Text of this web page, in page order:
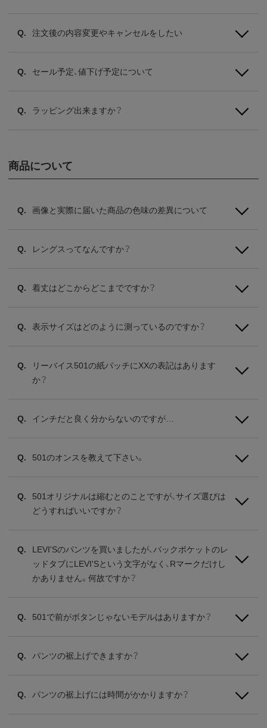
注文後の内容変更やキャンセルをしたい
セール予定、値下げ予定について
ラッピング出来ますか？
商品について
画像と実際に届いた商品の色味の差異について
レングスってなんですか？
着丈はどこからどこまでですか？
表示サイズはどのように測っているのですか？
リーバイス501の紙パッチにXXの表記はあります
か？
インチだと良く分からないのですが…
501のオンスを教えて下さい。
501オリジナルは縮むとのことですが、サイズ選びは
どうすればいいですか？
LEVI'Sのパンツを買いましたが、バックポケットのレ
ッドタブにLEVI'Sという文字がなく、Rマークだけし
かありません。何故ですか？
501で前がボタンじゃないモデルはありますか？
パンツの裾上げできますか？
パンツの裾上げには時間がかかりますか？